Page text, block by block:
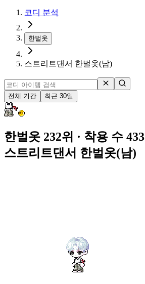
코디 분석
한벌옷
스트리트댄서 한벌옷(남)
전체 기간 최근 30일
한벌옷 232위 · 착용 수 433
스트리트댄서 한벌옷(남)